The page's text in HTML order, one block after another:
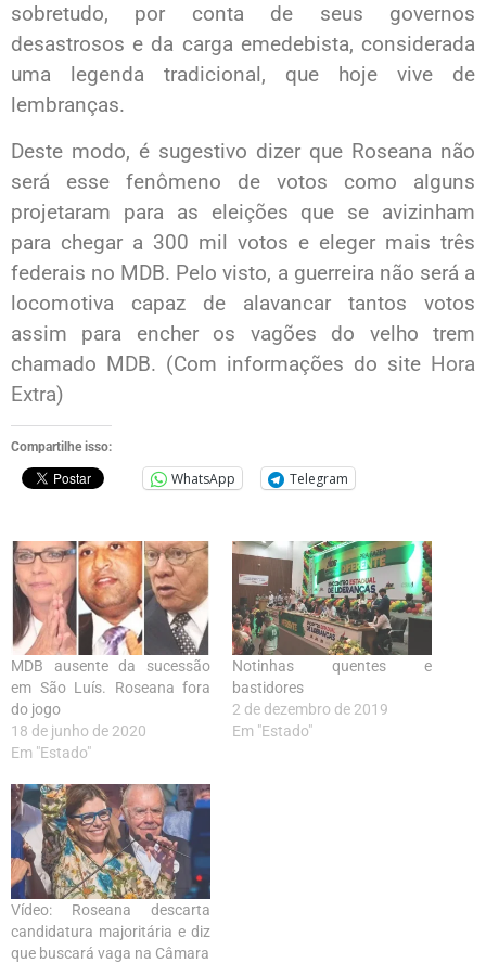
sobretudo, por conta de seus governos
desastrosos e da carga emedebista, considerada
uma legenda tradicional, que hoje vive de
lembranças.
Deste modo, é sugestivo dizer que Roseana não
será esse fenômeno de votos como alguns
projetaram para as eleições que se avizinham
para chegar a 300 mil votos e eleger mais três
federais no MDB. Pelo visto, a guerreira não será a
locomotiva capaz de alavancar tantos votos
assim para encher os vagões do velho trem
chamado MDB. (Com informações do site Hora
Extra)
Compartilhe isso:
WhatsApp Telegram
MDB ausente da sucessão
em São Luís. Roseana fora
do jogo
18 de junho de 2020
Em "Estado"
Notinhas quentes e
bastidores
2 de dezembro de 2019
Em "Estado"
Vídeo: Roseana descarta
candidatura majoritária e diz
que buscará vaga na Câmara